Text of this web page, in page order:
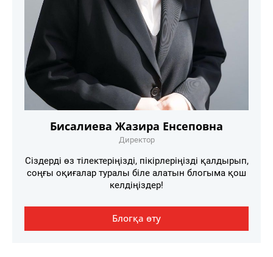
Бисалиева Жазира Енсеповна
Директор
Сіздерді өз тілектеріңізді, пікірлеріңізді қалдырып,
соңғы оқиғалар туралы біле алатын блогыма қош
келдіңіздер!
Блогқа өту